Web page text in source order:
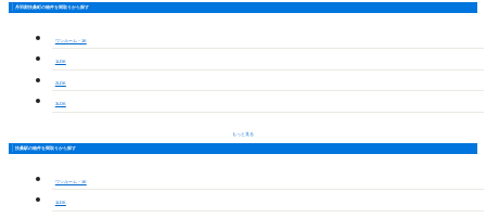
丹羽郡扶桑町の物件を間取りから探す
ワンルーム・1K
1LDK
2LDK
3LDK
もっと見る
扶桑駅の物件を間取りから探す
ワンルーム・1K
1LDK